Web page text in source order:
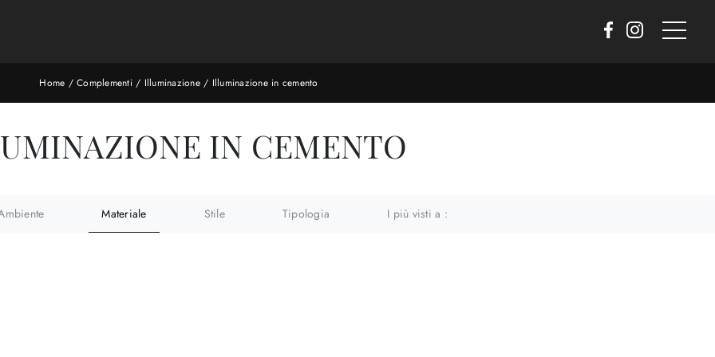
Home /Complementi / Illuminazione/ Illuminazione in cemento
IN CEMENTO
Materiale Stile Tipologia I più visti a :